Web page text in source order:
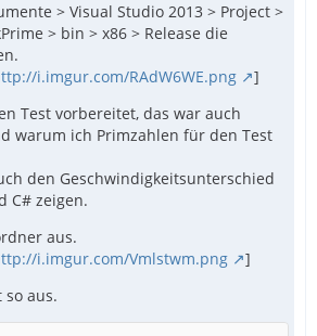
> Visual Studio 2013 > Project >
> bin > x86 > Release die
i.imgur.com/RAdW6WE.png
]
Test vorbereitet, das war auch
warum ich Primzahlen für den Test
den Geschwindigkeitsunterschied
C# zeigen.
aus.
i.imgur.com/Vmlstwm.png
]
so aus.